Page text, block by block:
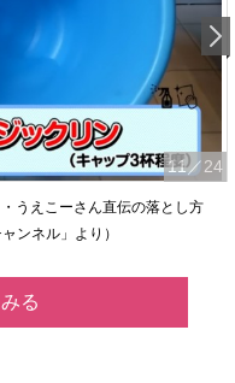
11／24
うえこーさん直伝の落とし方
ンネル」より）
る